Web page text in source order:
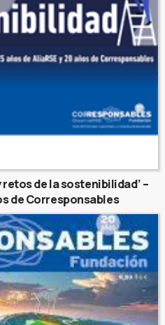
de la sostenibilidad’ –
de Corresponsables